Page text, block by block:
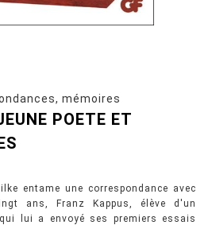
mémoires
POETE ET
entame une correspondance avec
ans, Franz Kappus, élève d'un
lui a envoyé ses premiers essais